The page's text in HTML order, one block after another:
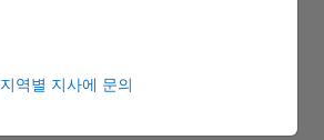
지역별 지사에 문의